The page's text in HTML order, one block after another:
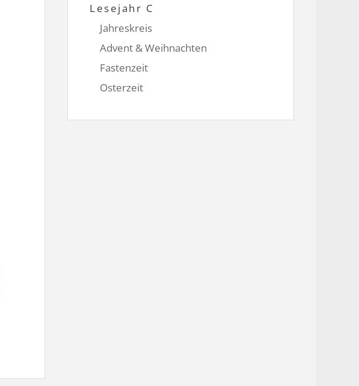
Lesejahr C
Jahreskreis
Advent & Weihnachten
Fastenzeit
Osterzeit